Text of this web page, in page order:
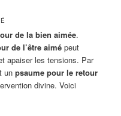
de la bien aimée.
de l’être aimé peut
apaiser les tensions. Par
unpsaume pour le retour
divine. Voici